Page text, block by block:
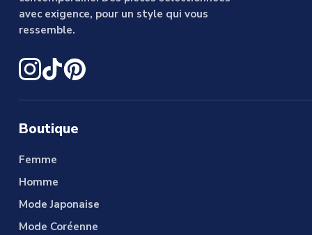
avec exigence, pour un style qui vous
ressemble.
Boutique
Femme
Homme
Mode Japonaise
Mode Coréenne